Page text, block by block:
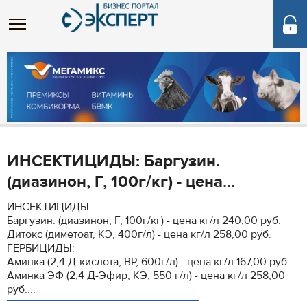
ИНСЕКТИЦИДЫ: Баргузин.
(диазинон, Г, 100г/кг) - цена...
ИНСЕКТИЦИДЫ:
Баргузин. (диазинон, Г, 100г/кг) - цена кг/л 240,00 руб.
Дитокс (диметоат, КЭ, 400г/л) - цена кг/л 258,00 руб.
ГЕРБИЦИДЫ:
Аминка (2,4 Д-кислота, ВР, 600г/л) - цена кг/л 167,00 руб.
Аминка ЭФ (2,4 Д-Эфир, КЭ, 550 г/л) - цена кг/л 258,00
руб....